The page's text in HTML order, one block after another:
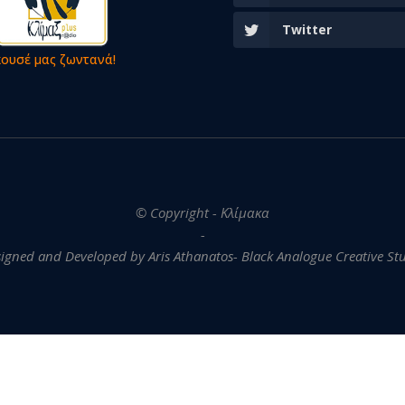
μας ζωντανά!
Twitter
© Copyright - Κλίμακα
-
and Developed by Aris Athanatos- Black Analogue Creative